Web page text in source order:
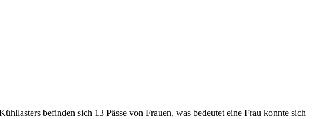
befinden sich 13 Pässe von Frauen, was bedeutet eine Frau konnte sich